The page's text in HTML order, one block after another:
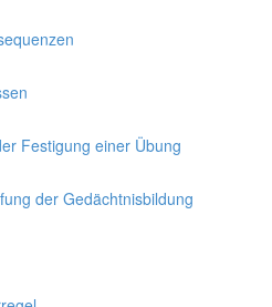
Festigung einer Übung
der Gedächtnisbildung